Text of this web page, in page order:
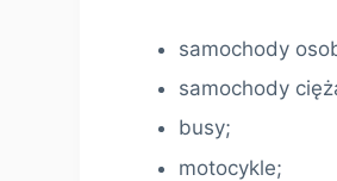
samochody
samochody
busy;
motocykle;